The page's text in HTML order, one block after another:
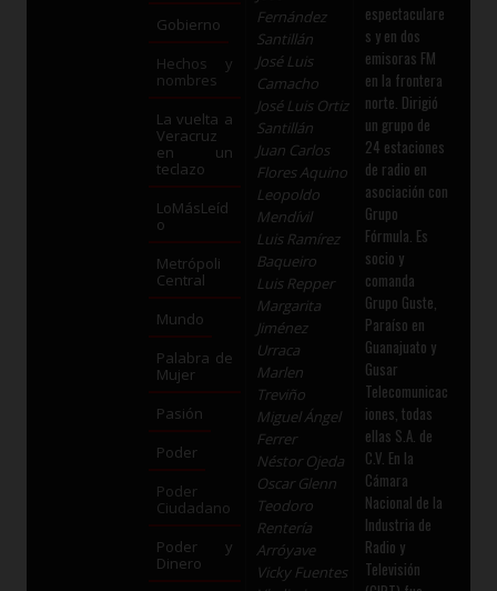
Gobierno
Hechos y
nombres
La vuelta a
Veracruz
en un
teclazo
LoMásLeíd
o
Metrópoli
Central
Mundo
Palabra de
Mujer
Pasión
Poder
Poder
Ciudadano
Poder y
Dinero
Fernández
Santillán
José Luis
Camacho
José Luis Ortiz
Santillán
Juan Carlos
Flores Aquino
Leopoldo
Mendívil
Luis Ramírez
Baqueiro
Luis Repper
Margarita
Jiménez
Urraca
Marlen
Treviño
Miguel Ángel
Ferrer
Néstor Ojeda
Oscar Glenn
Teodoro
Rentería
Arróyave
Vicky Fuentes
espectaculare
s y en dos
emisoras FM
en la frontera
norte. Dirigió
un grupo de
24 estaciones
de radio en
asociación con
Grupo
Fórmula. Es
socio y
comanda
Grupo Guste,
Paraíso en
Guanajuato y
Gusar
Telecomunicac
iones, todas
ellas S.A. de
C.V. En la
Cámara
Nacional de la
Industria de
Radio y
Televisión